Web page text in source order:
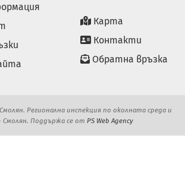
Карта
Контакти
Обратна връзка
Регионална инспекция по околната среда и
Смолян. Поддържа се от PS Web Agency